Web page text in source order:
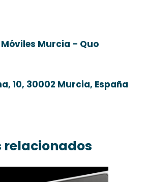
Murcia – Quo
10, 30002 Murcia, España
relacionados